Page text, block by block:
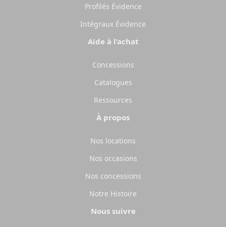
Profilés Évidence
Intégraux Évidence
Aide à l’achat
Concessions
Catalogues
Ressources
À propos
Nos locations
Nos occasions
Nos concessions
Notre Histoire
Nous suivre